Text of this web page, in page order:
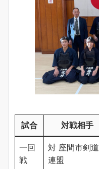
試合 対戦相手
一回
戦
対 座間市剣道
連盟